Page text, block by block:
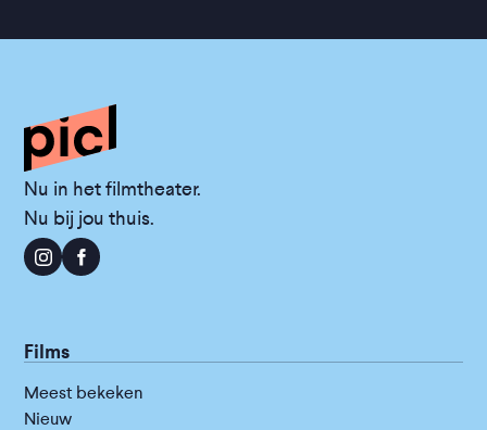
Nu in het filmtheater.
Nu bij jou thuis.
Films
Meest bekeken
Nieuw